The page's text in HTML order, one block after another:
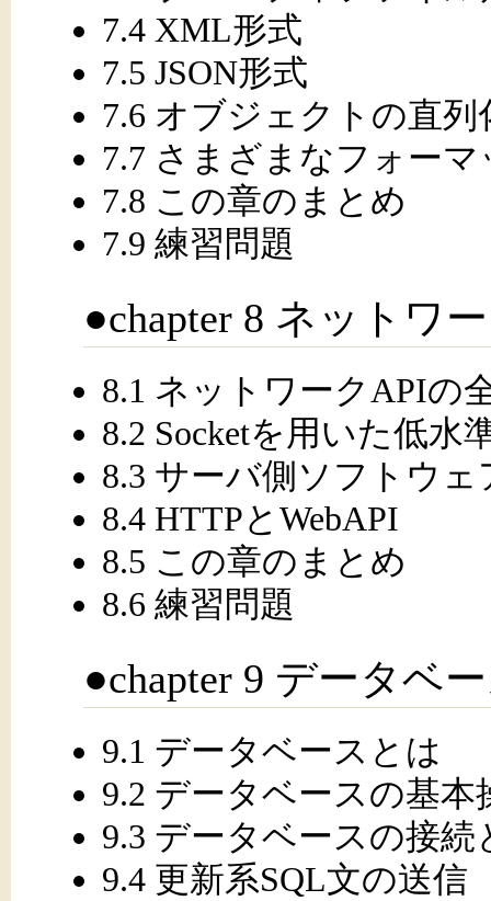
7.4 XML形式
7.5 JSON形式
7.6 オブジェクトの直列
7.7 さまざまなフォーマ
7.8 この章のまとめ
7.9 練習問題
●chapter 8 ネットワ
8.1 ネットワークAPIの
8.2 Socketを用いた低水
8.3 サーバ側ソフトウェ
8.4 HTTPとWebAPI
8.5 この章のまとめ
8.6 練習問題
●chapter 9 データベ
9.1 データベースとは
9.2 データベースの基本
9.3 データベースの接続
9.4 更新系SQL文の送信